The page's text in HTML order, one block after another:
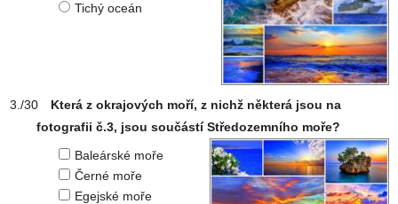
Tichý oceán
Která z okrajových moří, z nichž některá jsou na
fotografii č.3, jsou součástí Středozemního moře?
Baleárské moře
Černé moře
Egejské moře